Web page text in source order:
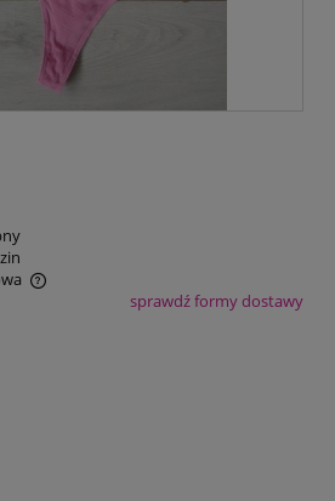
kosztów płatności
sprawdź formy dostawy